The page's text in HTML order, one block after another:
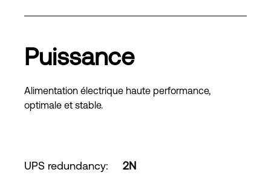
Puissance
Alimentation électrique haute performance,
optimale et stable.
UPS redundancy: 2N